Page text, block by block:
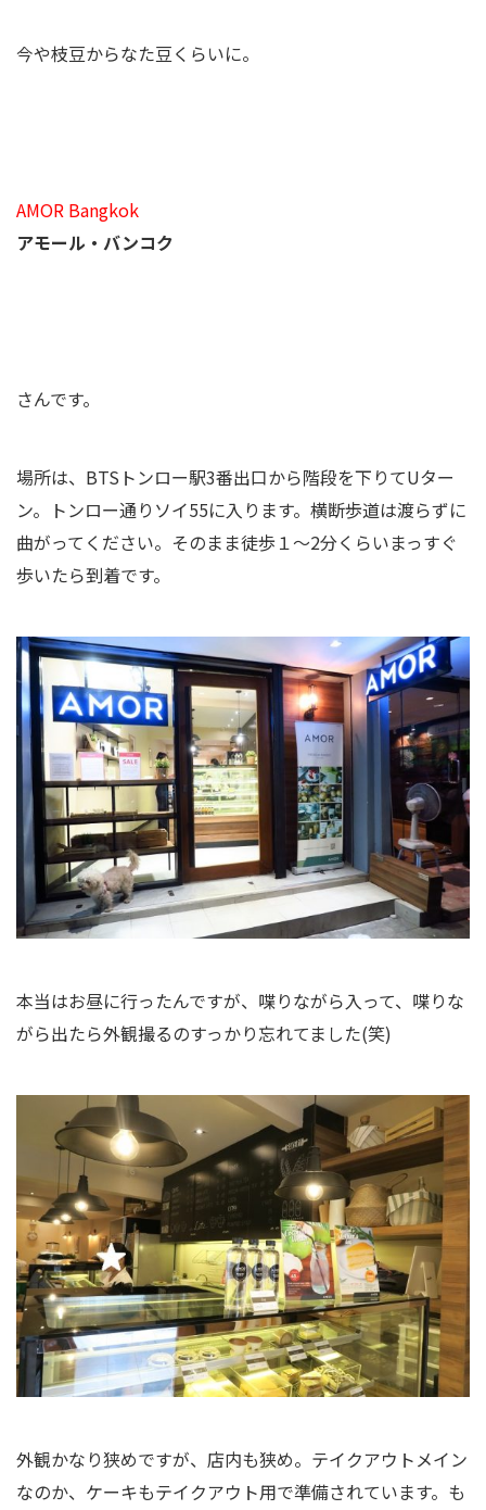
今や枝豆からなた豆くらいに。
AMOR Bangkok
アモール・バンコク
さんです。
場所は、BTSトンロー駅3番出口から階段を下りてUター
ン。トンロー通りソイ55に入ります。横断歩道は渡らずに
曲がってください。そのまま徒歩１～2分くらいまっすぐ
歩いたら到着です。
本当はお昼に行ったんですが、喋りながら入って、喋りな
がら出たら外観撮るのすっかり忘れてました(笑)
外観かなり狭めですが、店内も狭め。テイクアウトメイン
なのか、ケーキもテイクアウト用で準備されています。も